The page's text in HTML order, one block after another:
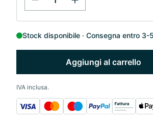
Stock disponibile Consegna entro 3-
Aggiungi al carrello
IVA inclusa.